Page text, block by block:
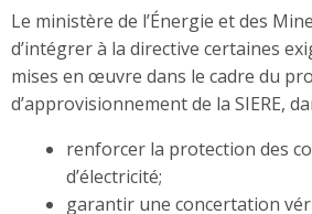
Le ministère de l’Énergie et des
d’intégrer à la directive certaines
mises en œuvre dans le cadre du
d’approvisionnement de la SIERE,
renforcer la protection des
d’électricité;
garantir une concertation